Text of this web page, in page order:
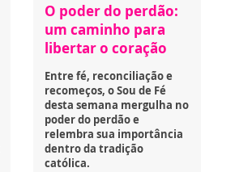
O poder do perdão:
um caminho para
libertar o coração
Entre fé, reconciliação e
recomeços, o Sou de Fé
desta semana mergulha no
poder do perdão e
relembra sua importância
dentro da tradição
católica.